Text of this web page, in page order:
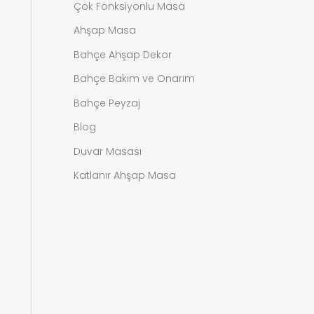
Çok Fonksiyonlu Masa
Ahşap Masa
Bahçe Ahşap Dekor
Bahçe Bakım ve Onarım
Bahçe Peyzaj
Blog
Duvar Masası
Katlanır Ahşap Masa